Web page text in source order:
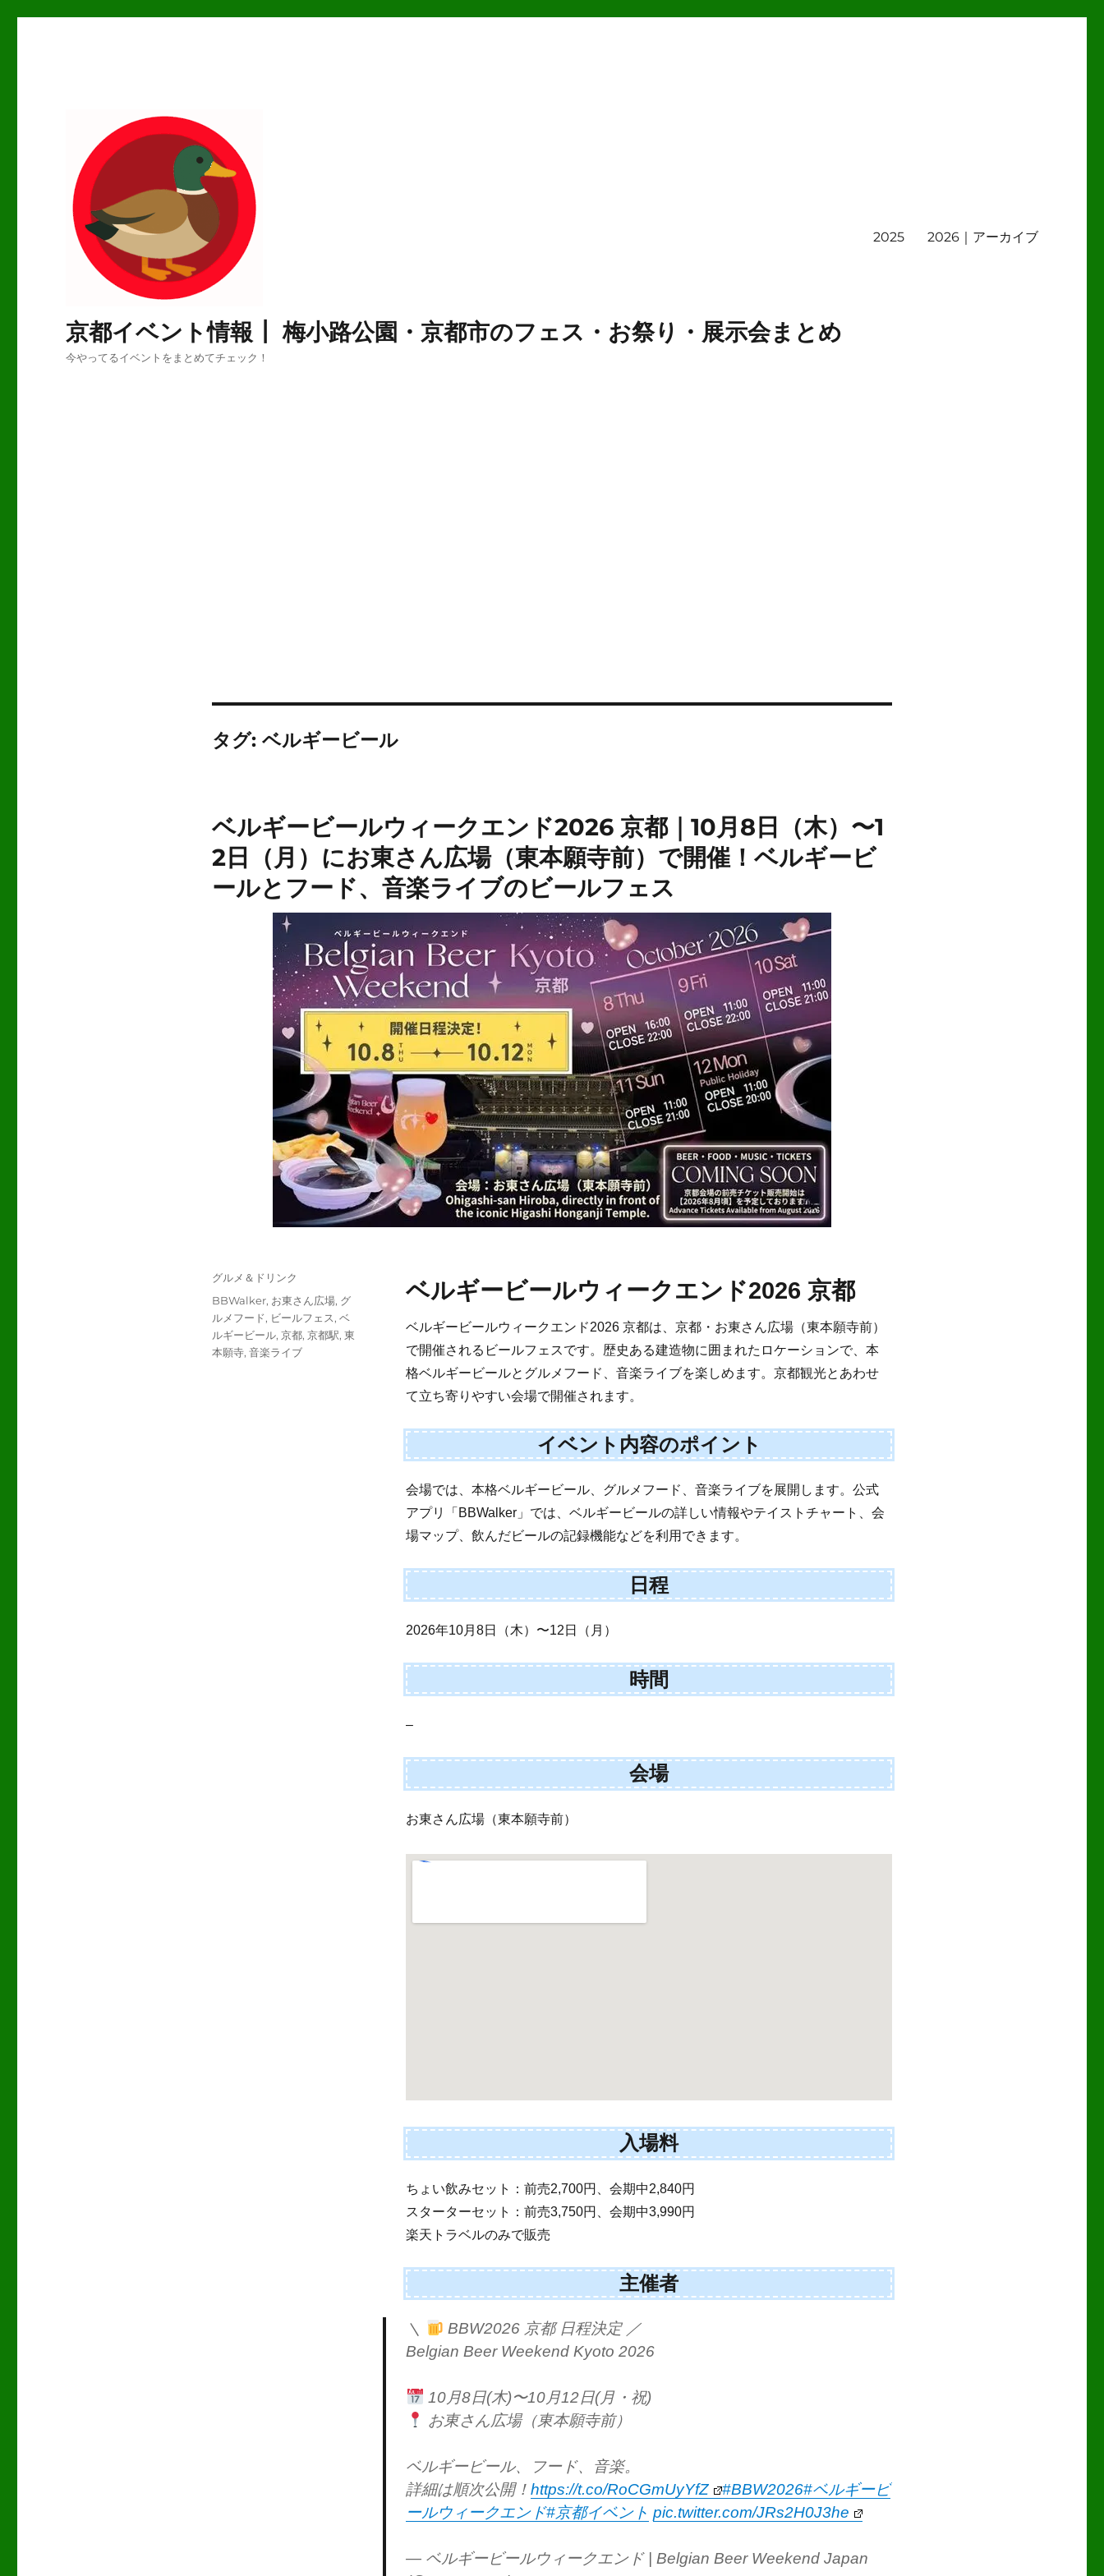
京都イベント情報┃ 梅小路公園・京都市のフェス・お祭り・展示会まとめ
今やってるイベントをまとめてチェック！
2025 2026｜アーカイブ
タグ: ベルギービール
ベルギービールウィークエンド2026 京都｜10月8日（木）〜1
2日（月）にお東さん広場（東本願寺前）で開催！ベルギービ
ールとフード、音楽ライブのビールフェス
ベルギービールウィークエンド2026 京都
ベルギービールウィークエンド2026 京都は、京都・お東さん広場（東本願寺前）
で開催されるビールフェスです。歴史ある建造物に囲まれたロケーションで、本
格ベルギービールとグルメフード、音楽ライブを楽しめます。京都観光とあわせ
て立ち寄りやすい会場で開催されます。
イベント内容のポイント
会場では、本格ベルギービール、グルメフード、音楽ライブを展開します。公式
アプリ「BBWalker」では、ベルギービールの詳しい情報やテイストチャート、会
場マップ、飲んだビールの記録機能などを利用できます。
日程
2026年10月8日（木）〜12日（月）
時間
–
会場
お東さん広場（東本願寺前）
入場料
ちょい飲みセット：前売2,700円、会期中2,840円
スターターセット：前売3,750円、会期中3,990円
楽天トラベルのみで販売
主催者
＼
BBW2026 京都 日程決定 ／
Belgian Beer Weekend Kyoto 2026
10月8日(木)〜10月12日(月・祝)
お東さん広場（東本願寺前）
ベルギービール、フード、音楽。
詳細は順次公開！https://t.co/RoCGmUyYfZ #BBW2026#ベルギービ
ールウィークエンド#京都イベント pic.twitter.com/JRs2H0J3he
— ベルギービールウィークエンド | Belgian Beer Weekend Japan
投
日:
カ
ー
グルメ＆ドリンク
タ
グ
BBWalker, お東さん広場, グ
ルメフード, ビールフェス, ベ
ルギービール, 京都, 京都駅, 東
本願寺, 音楽ライブ